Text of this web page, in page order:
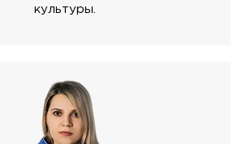
культуры.